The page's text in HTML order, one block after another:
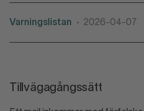
Varningslistan • 2026-04-07
Tillvägagångssätt